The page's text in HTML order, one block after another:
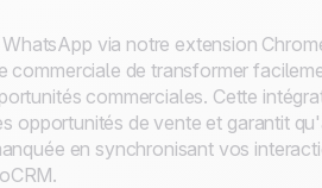
via notre extension
commerciale de transformer
commerciales. Cette
opportunités de vente et garantit
en synchronisant vos